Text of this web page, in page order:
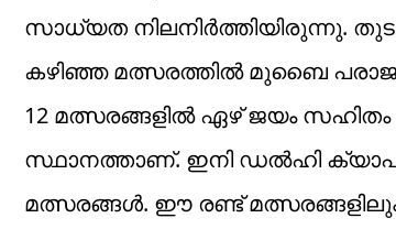
സാധ്യത നിലനിർത്തിയിരുന്നു.
കഴിഞ്ഞ മത്സരത്തിൽ മുബൈ
12 മത്സരങ്ങളിൽ ഏഴ് ജയം
സ്ഥാനത്താണ്. ഇനി ഡൽഹി
മത്സരങ്ങൾ. ഈ രണ്ട്